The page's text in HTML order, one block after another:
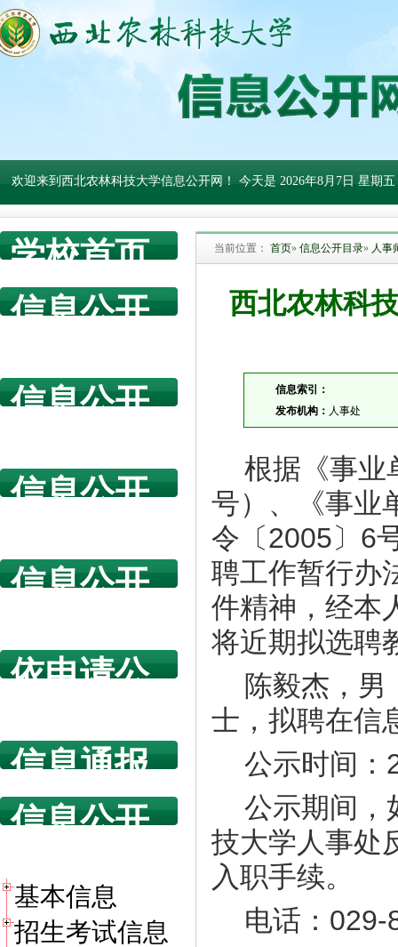
欢迎来到西北农林科技大学信息公开网！ 今天是 2026年8月7日 星期五
学校首页
信息公开
信息公开
信息公开
信息公开
依申请公
信息通报
信息公开
基本信息
招生考试信息
当前位置： 首页» 信息公开目录» 人事
西北农林科
信息索引：
发布机构： 人事处
根据《事业
号）、《事业
令〔2005〕6
聘工作暂行办
件精神，经本
将近期拟选聘
陈毅杰，
士，拟聘在信
公示时间：
公示期间，
技大学人事处
入职手续。
电话：029-